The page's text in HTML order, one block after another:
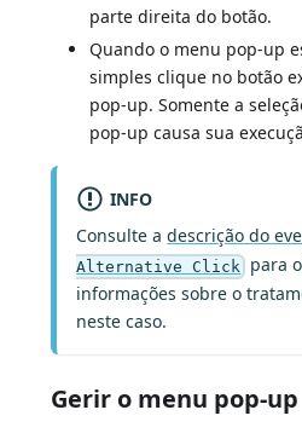
parte direita do botão.
Quando o menu pop-up
simples clique no botão
pop-up. Somente a
pop-up causa sua
INFO
Consulte adescrição do
Alternative Click para
informações sobre o
neste caso.
Gerir o menu pop-up